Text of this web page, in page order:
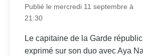
Publié le mercredi 11 septembre à
21:30
Le capitaine de la Garde
exprimé sur son duo avec Aya